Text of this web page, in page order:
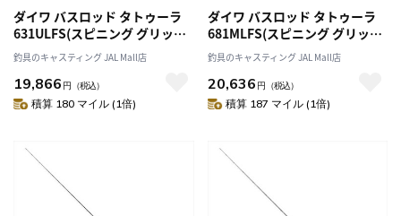
ダイワ バスロッド タトゥーラ
631ULFS(スピニング グリップ
ジョイント)
釣具のキャスティング JAL Mall店
19,866 円 （税込）
積算 180 マイル (1倍)
ダイワ バスロッド タトゥーラ
681MLFS(スピニング グリップ
ジョイント)
釣具のキャスティング JAL Mall店
20,636 円 （税込）
積算 187 マイル (1倍)